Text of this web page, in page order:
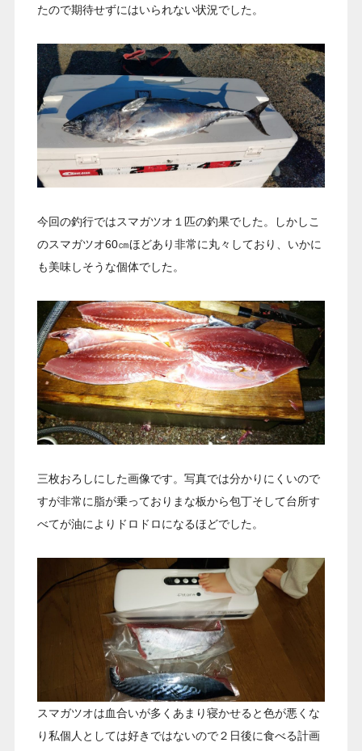
たので期待せずにはいられない状況でした。
今回の釣行ではスマガツオ１匹の釣果でした。しかしこ
のスマガツオ60㎝ほどあり非常に丸々しており、いかに
も美味しそうな個体でした。
三枚おろしにした画像です。写真では分かりにくいので
すが非常に脂が乗っておりまな板から包丁そして台所す
べてが油によりドロドロになるほどでした。
スマガツオは血合いが多くあまり寝かせると色が悪くな
り私個人としては好きではないので２日後に食べる計画